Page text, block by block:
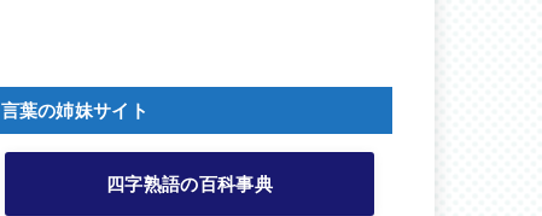
言葉の姉妹サイト
四字熟語の百科事典